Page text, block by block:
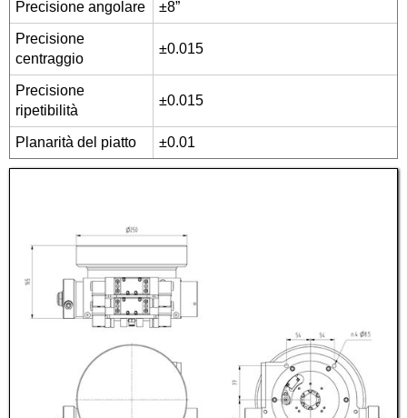
Precisione angolare ±8”
Precisione
centraggio
±0.015
Precisione
ripetibilità
±0.015
Planarità del piatto ±0.01